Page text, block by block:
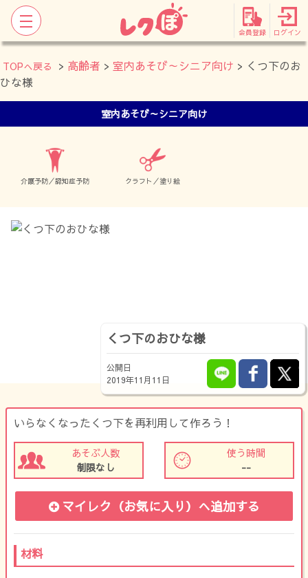
会員登録 ログイン
TOPへ戻る > 高齢者 > 室内あそび～シニア向け > くつ下のお
ひな様
室内あそび～シニア向け
介護予防／認知症予防 クラフト／塗り絵
くつ下のおひな様
公開日
2019年11月11日
いらなくなったくつ下を再利用して作ろう！
あそぶ人数
制限なし
使う時間
--
マイレク（お気に入り） へ追加する
材料